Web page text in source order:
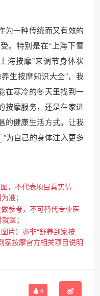
为一种传统而又有效的
。特别是在“上海下雪
海按摩”来调节身体状
生按摩知识大全”，我
在寒冷的冬天里找到一
按摩服务，还是在家进
的健康生活方式。让我
”为自己的身体注入更多
，不代表项目真实情
准；
参考，不可替代专业医
医；
片）亦非“舒养到家按
家按摩官方相关项目说明
0